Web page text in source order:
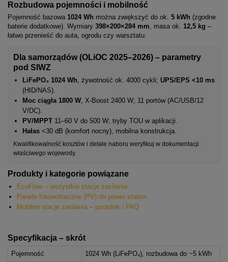
Rozbudowa pojemności i mobilność
Pojemność bazowa 1024 Wh można zwiększyć do ok. 5 kWh (zgodne
baterie dodatkowe). Wymiary 398×200×284 mm, masa ok. 12,5 kg –
łatwo przenieść do auta, ogrodu czy warsztatu.
Dla samorządów (OLiOC 2025–2026) – parametry
pod SIWZ
LiFePO₄ 1024 Wh, żywotność ok. 4000 cykli; UPS/EPS <10 ms
(HID/NAS).
Moc ciągła 1800 W, X-Boost 2400 W; 11 portów (AC/USB/12
V/DC).
PV/MPPT 11–60 V do 500 W; tryby TOU w aplikacji.
Hałas <30 dB (komfort nocny), mobilna konstrukcja.
Kwalifikowalność kosztów i detale naboru weryfikuj w dokumentacji
właściwego wojewody.
Produkty i kategorie powiązane
EcoFlow – wszystkie stacje zasilania
Panele fotowoltaiczne (PV) do power station
Mobilne stacje zasilania – poradnik i FAQ
Specyfikacja – skrót
Pojemność 1024 Wh (LiFePO₄), rozbudowa do ~5 kWh